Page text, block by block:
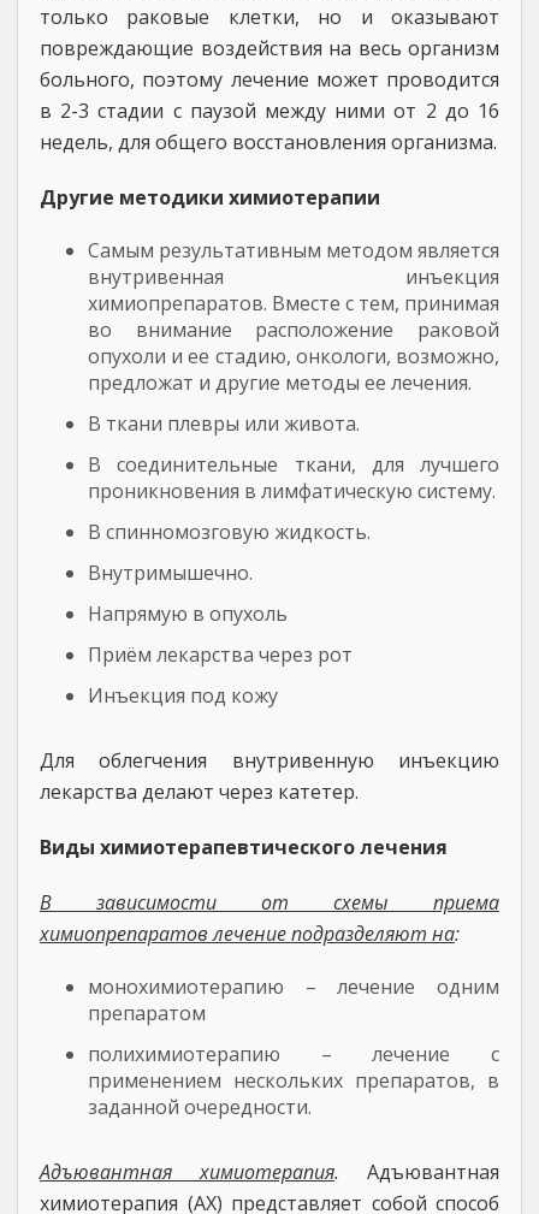
только раковые клетки, но и оказывают
повреждающие воздействия на весь организм
больного, поэтому лечение может проводится
в 2-3 стадии с паузой между ними от 2 до 16
недель, для общего восстановления организма.
Другие методики химиотерапии
Самым результативным методом является
внутривенная инъекция
химиопрепаратов. Вместе с тем, принимая
во внимание расположение раковой
опухоли и ее стадию, онкологи, возможно,
предложат и другие методы ее лечения.
В ткани плевры или живота.
В соединительные ткани, для лучшего
проникновения в лимфатическую систему.
В спинномозговую жидкость.
Внутримышечно.
Напрямую в опухоль
Приём лекарства через рот
Инъекция под кожу
Для облегчения внутривенную инъекцию
лекарства делают через катетер.
Виды химиотерапевтического лечения
В зависимости от схемы приема
химиопрепаратов лечение подразделяют на:
монохимиотерапию – лечение одним
препаратом
полихимиотерапию – лечение с
применением нескольких препаратов, в
заданной очередности.
Адъювантная химиотерапия. Адъювантная
химиотерапия (АХ) представляет собой способ